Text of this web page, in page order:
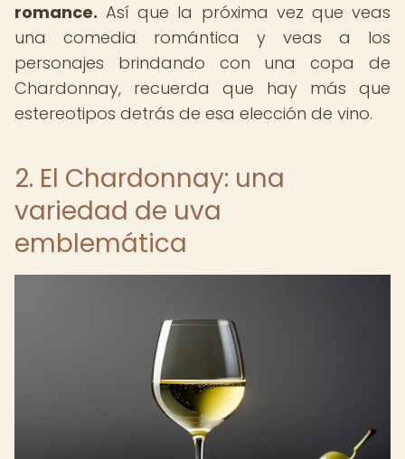
romance. Así que la próxima vez que veas
una comedia romántica y veas a los
personajes brindando con una copa de
Chardonnay, recuerda que hay más que
estereotipos detrás de esa elección de vino.
2. El Chardonnay: una
variedad de uva
emblemática